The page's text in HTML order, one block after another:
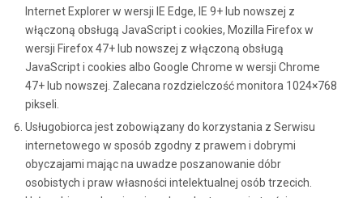
Internet Explorer w wersji IE Edge, IE 9+ lub nowszej z
włączoną obsługą JavaScript i cookies, Mozilla Firefox w
wersji Firefox 47+ lub nowszej z włączoną obsługą
JavaScript i cookies albo Google Chrome w wersji Chrome
47+ lub nowszej. Zalecana rozdzielczość monitora 1024×768
pikseli.
Usługobiorca jest zobowiązany do korzystania z Serwisu
internetowego w sposób zgodny z prawem i dobrymi
obyczajami mając na uwadze poszanowanie dóbr
osobistych i praw własności intelektualnej osób trzecich.